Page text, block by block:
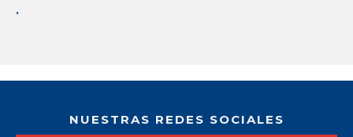
.
NUESTRAS REDES SOCIALES